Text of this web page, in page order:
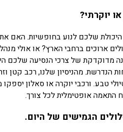
יוקרתי?
שלכם לנוע בחופשיות. האם
ארוכים ברחבי הארץ? או אולי
מדוקדקת של צרכי הנסיעה
מהניסיון שלנו, רכב קטן
טבע. ורכבי יוקרה או סאלון
התאמה אופטימלית לכל צורך.
הגמישים של היום.